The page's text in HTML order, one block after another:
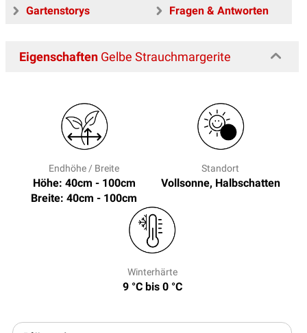
Gartenstorys
Fragen & Antworten
Eigenschaften Gelbe Strauchmargerite
Endhöhe / Breite
Höhe: 40cm - 100cm
Breite: 40cm - 100cm
Standort
Vollsonne, Halbschatten
Winterhärte
9 °C bis 0 °C